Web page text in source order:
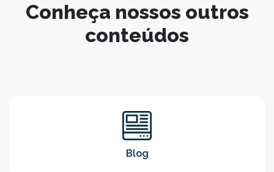
Conheça nossos outros
conteúdos
Blog